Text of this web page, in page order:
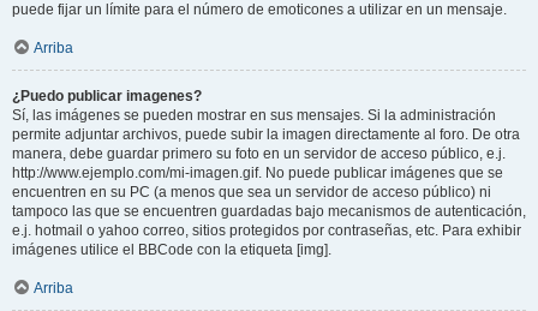
puede fijar un límite para el número de emoticones a utilizar en un mensaje.
Arriba
¿Puedo publicar imagenes?
Sí, las imágenes se pueden mostrar en sus mensajes. Si la administración
permite adjuntar archivos, puede subir la imagen directamente al foro. De otra
manera, debe guardar primero su foto en un servidor de acceso público, e.j.
http://www.ejemplo.com/mi-imagen.gif. No puede publicar imágenes que se
encuentren en su PC (a menos que sea un servidor de acceso público) ni
tampoco las que se encuentren guardadas bajo mecanismos de autenticación,
e.j. hotmail o yahoo correo, sitios protegidos por contraseñas, etc. Para exhibir
imágenes utilice el BBCode con la etiqueta [img].
Arriba